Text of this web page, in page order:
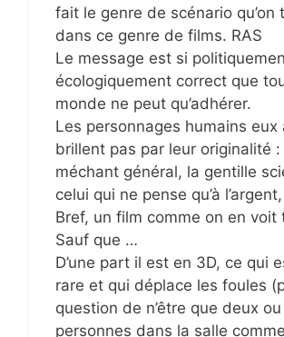
fait le genre de scénario qu’on
dans ce genre de films. RAS
Le message est si
écologiquement correct que
monde ne peut qu’adhérer.
Les personnages humains eux
brillent pas par leur originalité :
méchant général, la gentille
celui qui ne pense qu’à
Bref, un film comme on en
Sauf que …
D’une part il est en 3D, ce qui
rare et qui déplace les foules
question de n’être que deux
personnes dans la salle